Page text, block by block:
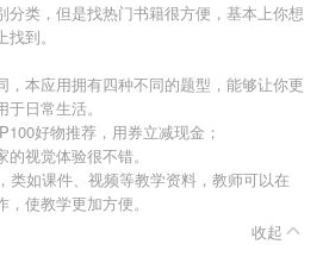
分类，但是找热门书籍很方便，基本上你想
到。
，本应用拥有四种不同的题型，能够让你更
日常生活。
好物推荐，用券立减现金；
视觉体验很不错。
类如课件、视频等教学资料，教师可以在
使教学更加方便。
收起